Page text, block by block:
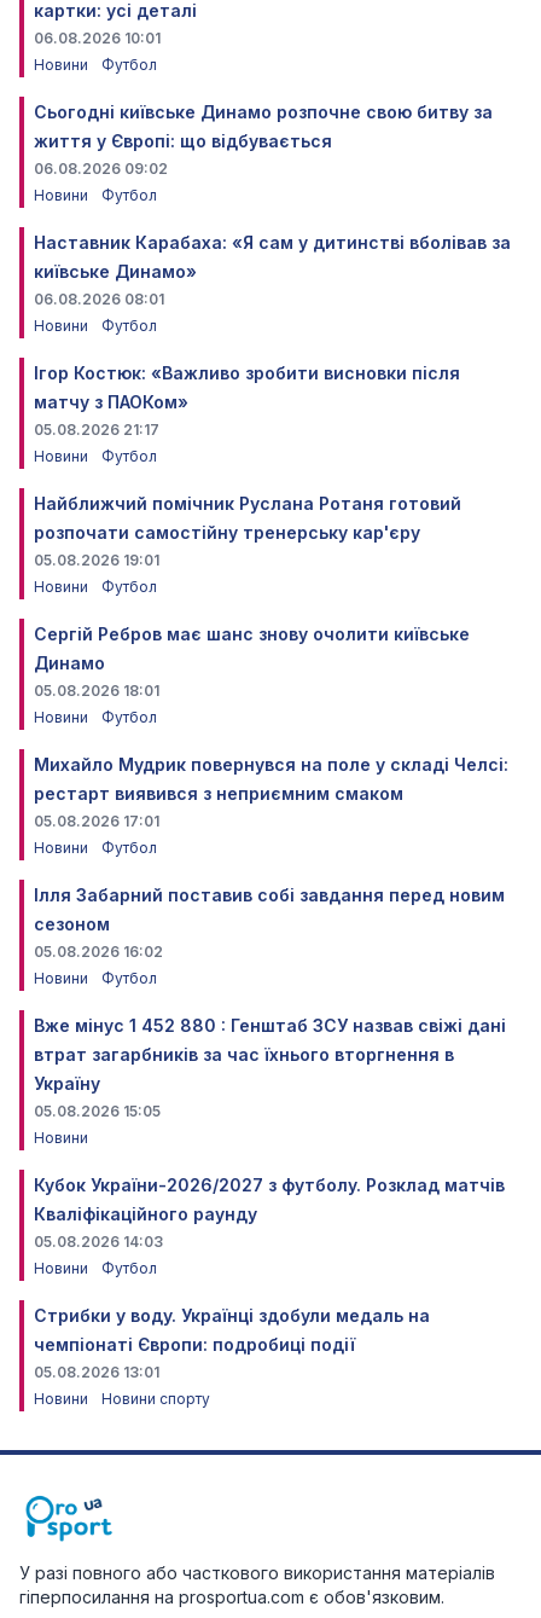
картки: усі деталі
06.08.2026 10:01
Новини
Футбол
Сьогодні київське Динамо розпочне свою битву за
життя у Європі: що відбувається
06.08.2026 09:02
Новини
Футбол
Наставник Карабаха: «Я сам у дитинстві вболівав за
київське Динамо»
06.08.2026 08:01
Новини
Футбол
Ігор Костюк: «Важливо зробити висновки після
матчу з ПАОКом»
05.08.2026 21:17
Новини
Футбол
Найближчий помічник Руслана Ротаня готовий
розпочати самостійну тренерську кар'єру
05.08.2026 19:01
Новини
Футбол
Сергій Ребров має шанс знову очолити київське
Динамо
05.08.2026 18:01
Новини
Футбол
Михайло Мудрик повернувся на поле у складі Челсі:
рестарт виявився з неприємним смаком
05.08.2026 17:01
Новини
Футбол
Ілля Забарний поставив собі завдання перед новим
сезоном
05.08.2026 16:02
Новини
Футбол
Вже мінус 1 452 880 : Генштаб ЗСУ назвав свіжі дані
втрат загарбників за час їхнього вторгнення в
Україну
05.08.2026 15:05
Новини
Кубок України-2026/2027 з футболу. Розклад матчів
Кваліфікаційного раунду
05.08.2026 14:03
Новини
Футбол
Стрибки у воду. Українці здобули медаль на
чемпіонаті Європи: подробиці події
05.08.2026 13:01
Новини
Новини спорту
У разі повного або часткового використання матеріалів
гіперпосилання на prosportua.com є обов'язковим.